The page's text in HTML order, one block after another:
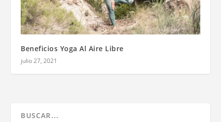
Beneficios Yoga Al Aire Libre
julio 27, 2021